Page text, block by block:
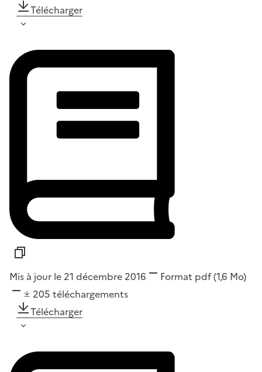
Télécharger
Mis à jour le 21 décembre 2016 Format pdf(1,6 Mo)
205 téléchargements
Télécharger